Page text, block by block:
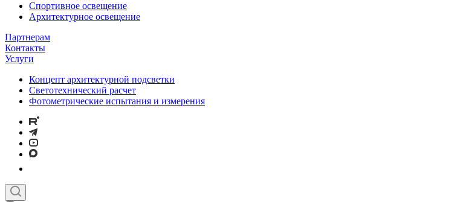
Спортивное освещение
Архитектурное освещение
Партнерам
Контакты
Услуги
Концепт архитектурной подсветки
Светотехнический расчет
Фотометрические испытания и измерения